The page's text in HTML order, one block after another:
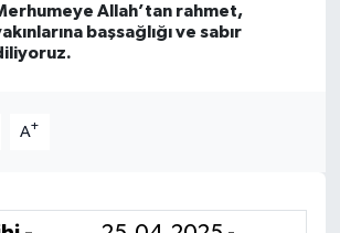
Allah’tan rahmet,
başsağlığı ve sabır
A+